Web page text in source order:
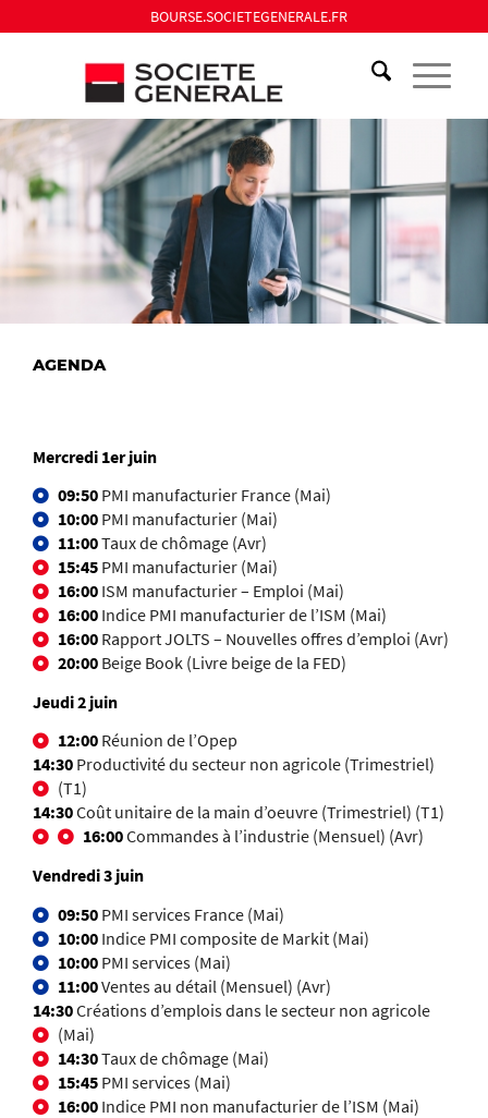
BOURSE.SOCIETEGENERALE.FR
AGENDA
Mercredi 1er juin
09:50 PMI manufacturier France (Mai)
10:00 PMI manufacturier (Mai)
11:00Taux de chômage (Avr)
15:45 PMI manufacturier (Mai)
16:00 ISM manufacturier – Emploi (Mai)
16:00 Indice PMI manufacturier de l’ISM (Mai)
16:00 Rapport JOLTS – Nouvelles offres d’emploi (Avr)
20:00 Beige Book (Livre beige de la FED)
Jeudi 2 juin
12:00 Réunion de l’Opep
14:30 Productivité du secteur non agricole (Trimestriel)
(T1)
14:30Coût unitaire de la main d’oeuvre (Trimestriel) (T1)
16:00Commandes à l’industrie (Mensuel) (Avr)
Vendredi 3 juin
09:50 PMI services France (Mai)
10:00 Indice PMI composite de Markit (Mai)
10:00 PMI services (Mai)
11:00Ventes au détail (Mensuel) (Avr)
14:30Créations d’emplois dans le secteur non agricole
(Mai)
14:30Taux de chômage (Mai)
15:45 PMI services (Mai)
16:00 Indice PMI non manufacturier de l’ISM (Mai)